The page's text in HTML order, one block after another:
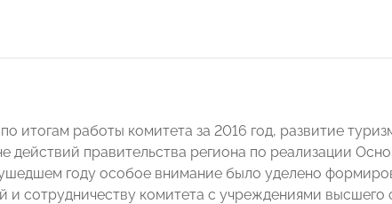
итогам работы комитета за 2016 год, развитие
действий правительства региона по реализации
ушедшем году особое внимание было уделено
сотрудничеству комитета с учреждениями высшего